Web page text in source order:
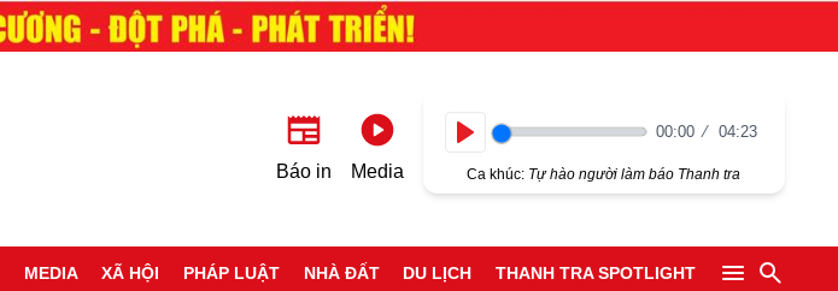
Báo in Media
00:00 04:23
Ca khúc: Tự hào người làm báo Thanh tra
MEDIA XÃ HỘI PHÁP LUẬT NHÀ ĐẤT DU LỊCH THANH TRA SPOTLIGHT